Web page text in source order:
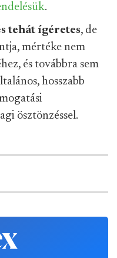
.
tehát ígéretes, de
mértéke nem
és továbbra sem
hosszabb
ösztönzéssel.